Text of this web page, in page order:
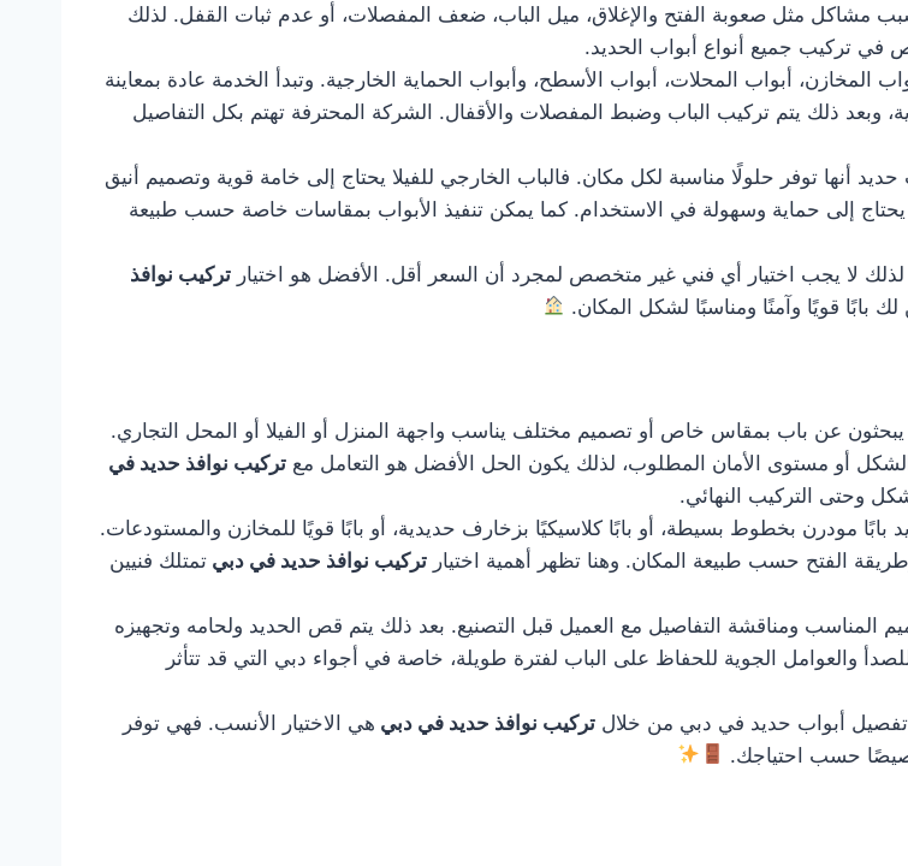
مشاكل مثل صعوبة الفتح والإغلاق، ميل الباب، ضعف المفصلات، أو عدم ثبات القفل. لذلك
في تركيب جميع أنواع أبواب الحديد.
أبواب المحلات، أبواب الأسطح، وأبواب الحماية الخارجية. وتبدأ الخدمة عادة بمعاينة
وبعد ذلك يتم تركيب الباب وضبط المفصلات والأقفال. الشركة المحترفة تهتم بكل التفاصيل
أنها توفر حلولًا مناسبة لكل مكان. فالباب الخارجي للفيلا يحتاج إلى خامة قوية وتصميم أنيق
يحتاج إلى حماية وسهولة في الاستخدام. كما يمكن تنفيذ الأبواب بمقاسات خاصة حسب طبيعة
لذلك لا يجب اختيار أي فني غير متخصص لمجرد أن السعر أقل. الأفضل هو اختيار تركيب نوافذ
قويًا وآمنًا ومناسبًا لشكل المكان.
يبحثون عن باب بمقاس خاص أو تصميم مختلف يناسب واجهة المنزل أو الفيلا أو المحل التجاري.
أو مستوى الأمان المطلوب، لذلك يكون الحل الأفضل هو التعامل مع تركيب نوافذ حديد في
وحتى التركيب النهائي.
مودرن بخطوط بسيطة، أو بابًا كلاسيكيًا بزخارف حديدية، أو بابًا قويًا للمخازن والمستودعات.
الفتح حسب طبيعة المكان. وهنا تظهر أهمية اختيار تركيب نوافذ حديد في دبي تمتلك فنيين
المناسب ومناقشة التفاصيل مع العميل قبل التصنيع. بعد ذلك يتم قص الحديد ولحامه وتجهيزه
والعوامل الجوية للحفاظ على الباب لفترة طويلة، خاصة في أجواء دبي التي قد تتأثر
أبواب حديد في دبي من خلال تركيب نوافذ حديد في دبي هي الاختيار الأنسب. فهي توفر
حسب احتياجك.